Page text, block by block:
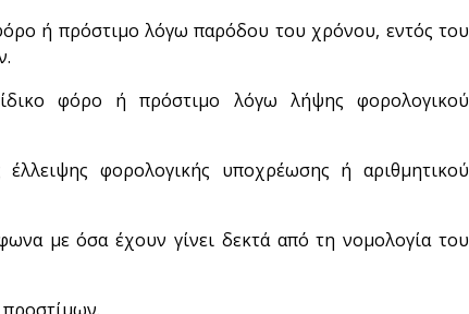
ή πρόστιμο λόγω παρόδου του χρόνου, εντός του
φόρο ή πρόστιμο λόγω λήψης φορολογικού
φορολογικής υποχρέωσης ή αριθμητικού
με όσα έχουν γίνει δεκτά από τη νομολογία του